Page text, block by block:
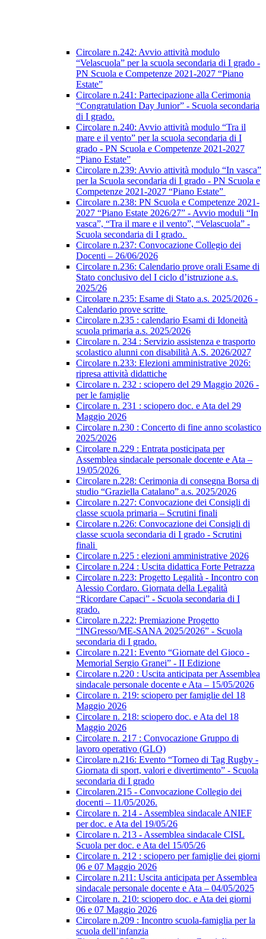
Circolare n.242: Avvio attività modulo
“Velascuola” per la scuola secondaria di I grado -
PN Scuola e Competenze 2021-2027 “Piano
Estate”
Circolare n.241: Partecipazione alla Cerimonia
“Congratulation Day Junior” - Scuola secondaria
di I grado.
Circolare n.240: Avvio attività modulo “Tra il
mare e il vento” per la scuola secondaria di I
grado - PN Scuola e Competenze 2021-2027
“Piano Estate”
Circolare n.239: Avvio attività modulo “In vasca”
per la Scuola secondaria di I grado - PN Scuola e
Competenze 2021-2027 “Piano Estate”
Circolare n.238: PN Scuola e Competenze 2021-
2027 “Piano Estate 2026/27” - Avvio moduli “In
vasca”, “Tra il mare e il vento”, “Velascuola” -
Scuola secondaria di I grado.
Circolare n.237: Convocazione Collegio dei
Docenti – 26/06/2026
Circolare n.236: Calendario prove orali Esame di
Stato conclusivo del I ciclo d’istruzione a.s.
2025/26
Circolare n.235: Esame di Stato a.s. 2025/2026 -
Calendario prove scritte
Circolare n.235 : calendario Esami di Idoneità
scuola primaria a.s. 2025/2026
Circolare n. 234 : Servizio assistenza e trasporto
scolastico alunni con disabilità A.S. 2026/2027
Circolare n.233: Elezioni amministrative 2026:
ripresa attività didattiche
Circolare n. 232 : sciopero del 29 Maggio 2026 -
per le famiglie
Circolare n. 231 : sciopero doc. e Ata del 29
Maggio 2026
Circolare n.230 : Concerto di fine anno scolastico
2025/2026
Circolare n.229 : Entrata posticipata per
Assemblea sindacale personale docente e Ata –
19/05/2026
Circolare n.228: Cerimonia di consegna Borsa di
studio “Graziella Catalano” a.s. 2025/2026
Circolare n.227: Convocazione dei Consigli di
classe scuola primaria – Scrutini finali
Circolare n.226: Convocazione dei Consigli di
classe scuola secondaria di I grado - Scrutini
finali
Circolare n.225 : elezioni amministrative 2026
Circolare n.224 : Uscita didattica Forte Petrazza
Circolare n.223: Progetto Legalità - Incontro con
Alessio Cordaro. Giornata della Legalità
“Ricordare Capaci” - Scuola secondaria di I
grado.
Circolare n.222: Premiazione Progetto
“INGresso/ME-SANA 2025/2026” - Scuola
secondaria di I grado.
Circolare n.221: Evento “Giornate del Gioco -
Memorial Sergio Granei” - II Edizione
Circolare n.220 : Uscita anticipata per Assemblea
sindacale personale docente e Ata – 15/05/2026
Circolare n. 219: sciopero per famiglie del 18
Maggio 2026
Circolare n. 218: sciopero doc. e Ata del 18
Maggio 2026
Circolare n. 217 : Convocazione Gruppo di
lavoro operativo (GLO)
Circolare n.216: Evento “Torneo di Tag Rugby -
Giornata di sport, valori e divertimento” - Scuola
secondaria di I grado
Circolaren.215 - Convocazione Collegio dei
docenti – 11/05/2026.
Circolare n. 214 - Assemblea sindacale ANIEF
per doc. e Ata del 19/05/26
Circolare n. 213 - Assemblea sindacale CISL
Scuola per doc. e Ata del 15/05/26
Circolare n. 212 : sciopero per famiglie dei giorni
06 e 07 Maggio 2026
Circolare n.211: Uscita anticipata per Assemblea
sindacale personale docente e Ata – 04/05/2025
Circolare n. 210: sciopero doc. e Ata dei giorni
06 e 07 Maggio 2026
Circolare n.209 : Incontro scuola-famiglia per la
scuola dell’infanzia